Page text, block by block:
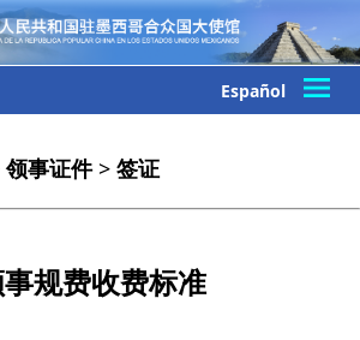
Español
领事证件> 签证
规费收费标准